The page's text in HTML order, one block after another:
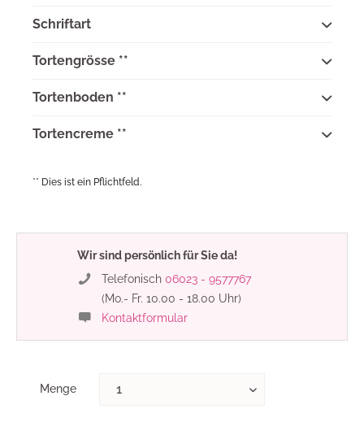
Schriftart
Tortengrösse **
Tortenboden **
Tortencreme **
** Dies ist ein Pflichtfeld.
Wir sind persönlich für Sie da!
Telefonisch06023 - 9577767
(Mo.- Fr. 10.00 - 18.00 Uhr)
Kontaktformular
Menge